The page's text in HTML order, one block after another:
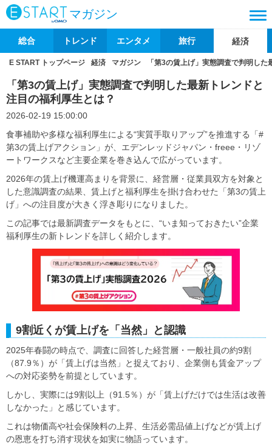
マガジン
総合 トレンド エンタメ 旅行 経済
E START トップページ 経済 マガジン 「第3の賃上げ」実態調査で判明し
「第3の賃上げ」実態調査で判明した最新トレンドと
注目の福利厚生とは？
2026-02-19 15:00:00
食事補助や多様な福利厚生による“実質手取りアップ”を推進する「#
第3の賃上げアクション」が、エデンレッドジャパン・freee・リゾ
ートワークスなど主要企業を巻き込んで広がっています。
2026年の賃上げ機運高まりを背景に、経営層・従業員双方を対象と
した意識調査の結果、賃上げと福利厚生を掛け合わせた「第3の賃上
げ」への注目度が大きく浮き彫りになりました。
この記事では最新調査データをもとに、“いま知っておきたい”企業
福利厚生の新トレンドを詳しく紹介します。
9割近くが賃上げを「当然」と認識
2025年春闘の時点で、調査に回答した経営層・一般社員の約9割
（87.9％）が「賃上げは当然」と捉えており、企業側も賃金アップ
への対応姿勢を前提としています。
しかし、実際には9割以上（91.5％）が「賃上げだけでは生活は改善
しなかった」と感じています。
これは物価高や社会保険料の上昇、生活必需品値上げなどが賃上げ
の恩恵を打ち消す現状を如実に物語っています。